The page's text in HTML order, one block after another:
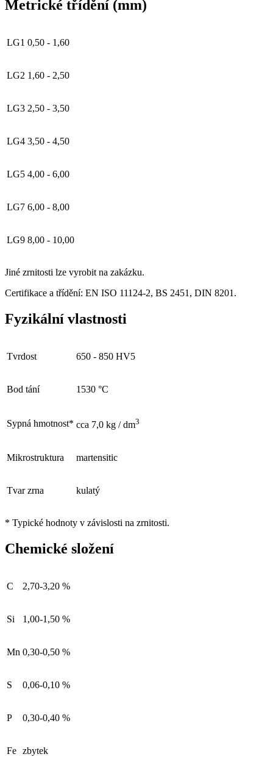
Metrické třídění (mm)
LG1 0,50 - 1,60
LG2 1,60 - 2,50
LG3 2,50 - 3,50
LG4 3,50 - 4,50
LG5 4,00 - 6,00
LG7 6,00 - 8,00
LG9 8,00 - 10,00
Jiné zrnitosti lze vyrobit na zakázku.
Certifikace a třídění: EN ISO 11124-2, BS 2451, DIN 8201.
Fyzikální vlastnosti
Tvrdost 650 - 850 HV5
Bod tání 1530 °C
Sypná hmotnost* cca 7,0 kg / dm3
Mikrostruktura martensitic
Tvar zrna kulatý
* Typické hodnoty v závislosti na zrnitosti.
Chemické složení
C 2,70-3,20 %
Si 1,00-1,50 %
Mn 0,30-0,50 %
S 0,06-0,10 %
P 0,30-0,40 %
Fe zbytek